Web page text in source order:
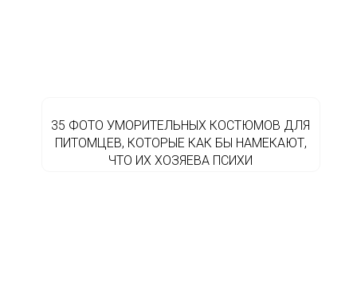
35 ФОТО УМОРИТЕЛЬНЫХ КОСТЮМОВ ДЛЯ
ПИТОМЦЕВ, КОТОРЫЕ КАК БЫ НАМЕКАЮТ,
ЧТО ИХ ХОЗЯЕВА ПСИХИ